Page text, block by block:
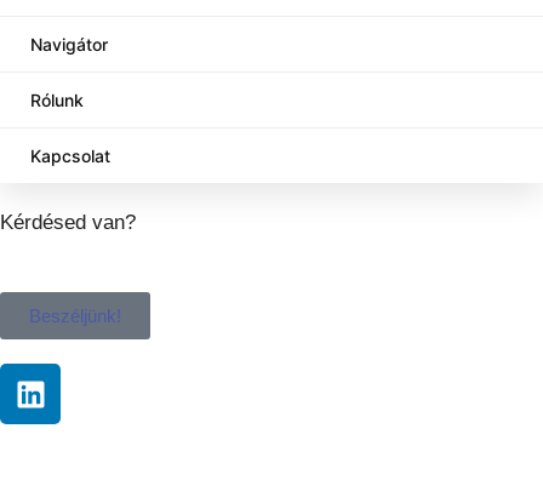
Navigátor
Rólunk
Kapcsolat
Kérdésed van?
Beszéljünk!